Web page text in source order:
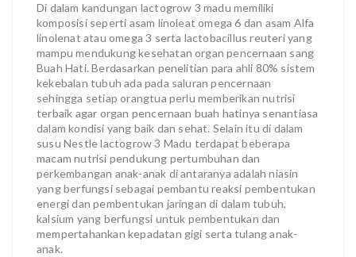
Di dalam kandungan lactogrow 3 madu memiliki
komposisi seperti asam linoleat omega 6 dan asam Alfa
linolenat atau omega 3 serta lactobacillus reuteri yang
mampu mendukung kesehatan organ pencernaan sang
Buah Hati. Berdasarkan penelitian para ahli 80% sistem
kekebalan tubuh ada pada saluran pencernaan
sehingga setiap orangtua perlu memberikan nutrisi
terbaik agar organ pencernaan buah hatinya senantiasa
dalam kondisi yang baik dan sehat. Selain itu di dalam
susu Nestle lactogrow 3 Madu terdapat beberapa
macam nutrisi pendukung pertumbuhan dan
perkembangan anak-anak di antaranya adalah niasin
yang berfungsi sebagai pembantu reaksi pembentukan
energi dan pembentukan jaringan di dalam tubuh,
kalsium yang berfungsi untuk pembentukan dan
mempertahankan kepadatan gigi serta tulang anak-
anak.